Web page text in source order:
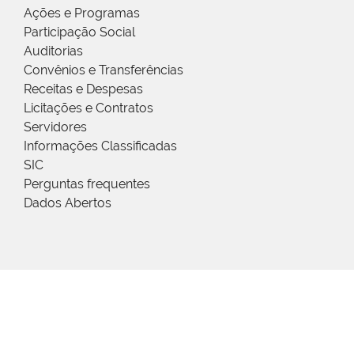
Ações e Programas
Participação Social
Auditorias
Convênios e Transferências
Receitas e Despesas
Licitações e Contratos
Servidores
Informações Classificadas
SIC
Perguntas frequentes
Dados Abertos